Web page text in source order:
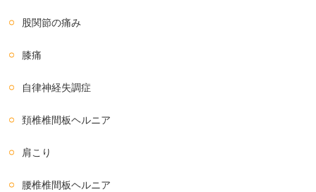
股関節の痛み
膝痛
自律神経失調症
頚椎椎間板ヘルニア
肩こり
腰椎椎間板ヘルニア